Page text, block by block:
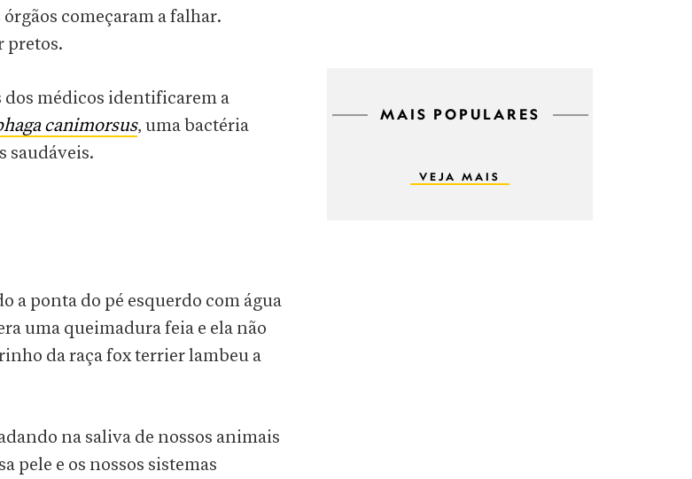
começaram a falhar.
pretos.
dos médicos identificarem a
canimorsus, uma bactéria
saudáveis.
a ponta do pé esquerdo com água
uma queimadura feia e ela não
da raça fox terrier lambeu a
na saliva de nossos animais
pele e os nossos sistemas
MAIS POPULARES
VEJA MAIS